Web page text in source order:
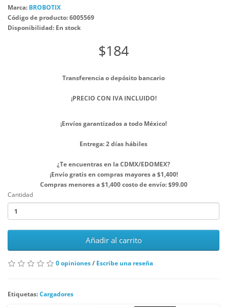
Marca: BROBOTIX
Código de producto: 6005569
Disponibilidad: En stock
$184
Transferencia o depósito bancario
¡PRECIO CON IVA INCLUIDO!
¡Envíos garantizados a todo México!
Entrega: 2 días hábiles
¿Te encuentras en la CDMX/EDOMEX?
¡Envío gratis en compras mayores a $1,400!
Compras menores a $1,400 costo de envío: $99.00
Cantidad
Añadir al carrito
0 opiniones/ Escribe una reseña
Etiquetas:Cargadores